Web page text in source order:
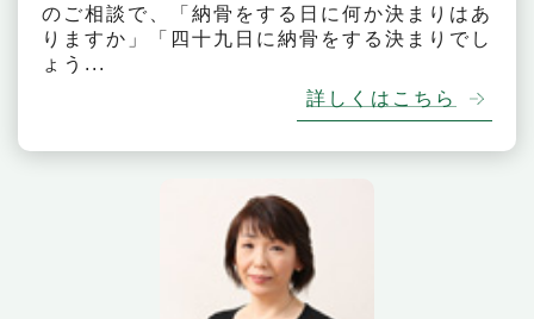
のご相談で、「納骨をする日に何か決まりはあ
りますか」「四十九日に納骨をする決まりでし
ょう...
詳しくはこちら